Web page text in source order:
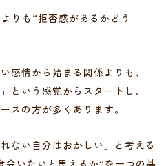
りも“拒否感があるかどう
感情から始まる関係よりも、
という感覚からスタートし、
スの方が多くあります。
ない自分はおかしい」と考える
会いたいと思えるか”を一つの基